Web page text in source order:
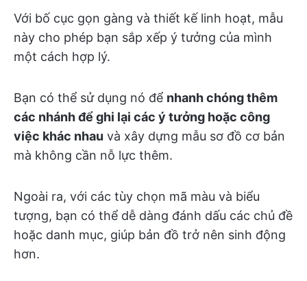
Với bố cục gọn gàng và thiết kế linh hoạt, mẫu
này cho phép bạn sắp xếp ý tưởng của mình
một cách hợp lý.
Bạn có thể sử dụng nó để nhanh chóng thêm
các nhánh để ghi lại các ý tưởng hoặc công
việc khác nhau và xây dựng mẫu sơ đồ cơ bản
mà không cần nỗ lực thêm.
Ngoài ra, với các tùy chọn mã màu và biểu
tượng, bạn có thể dễ dàng đánh dấu các chủ đề
hoặc danh mục, giúp bản đồ trở nên sinh động
hơn.